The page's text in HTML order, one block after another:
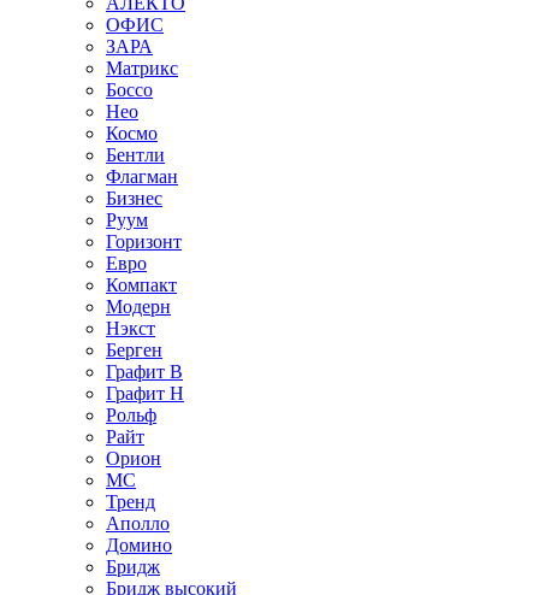
ОФИС
ЗАРА
Матрикс
Боссо
Нео
Космо
Бентли
Флагман
Бизнес
Руум
Горизонт
Евро
Компакт
Модерн
Нэкст
Берген
Графит В
Графит Н
Рольф
Райт
Орион
МС
Тренд
Аполло
Домино
Бридж
Бридж высокий